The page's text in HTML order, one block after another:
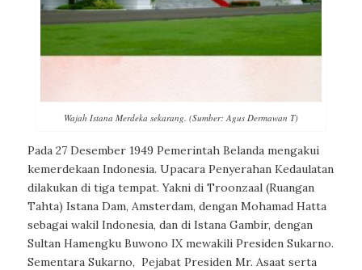
Wajah Istana Merdeka sekarang. (Sumber: Agus Dermawan T)
Pada 27 Desember 1949 Pemerintah Belanda mengakui
kemerdekaan Indonesia. Upacara Penyerahan Kedaulatan
dilakukan di tiga tempat. Yakni di Troonzaal (Ruangan
Tahta) Istana Dam, Amsterdam, dengan Mohamad Hatta
sebagai wakil Indonesia, dan di Istana Gambir, dengan
Sultan Hamengku Buwono IX mewakili Presiden Sukarno.
Sementara Sukarno, Pejabat Presiden Mr. Asaat serta